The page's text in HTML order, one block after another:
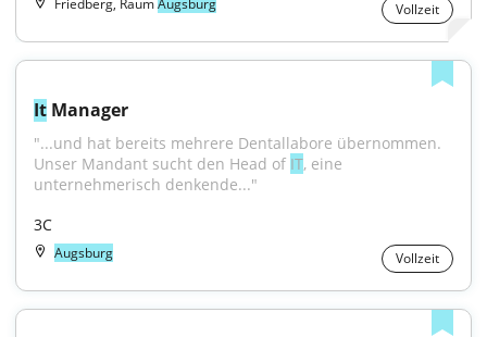
Friedberg, RaumAugsburg Vollzeit
It Manager
"...und hat bereits mehrere Dentallabore übernommen.
Unser Mandant sucht den Head of IT, eine
unternehmerisch denkende..."
3C
Augsburg Vollzeit